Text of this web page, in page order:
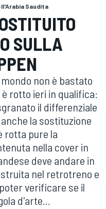
Saudita
SULLA
mondo non è bastato
rotto ieri in qualifica:
il differenziale
la sostituzione
rotta pure la
nella cover in
deve andare in
nel retrotreno e
verificare se il
d'arte...